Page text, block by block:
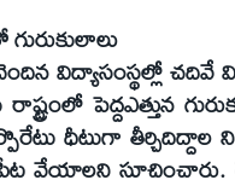
విద్యాసంస్థల్లో చదివే
పెద్దఎత్తున
ధీటుగా తీర్చిదిద్దాల
వేయాలని